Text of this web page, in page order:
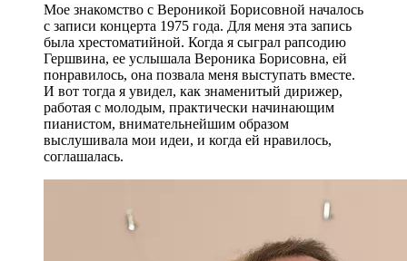
Мое знакомство с Вероникой Борисовной началось
с записи концерта 1975 года. Для меня эта запись
была хрестоматийной. Когда я сыграл рапсодию
Гершвина, ее услышала Вероника Борисовна, ей
понравилось, она позвала меня выступать вместе.
И вот тогда я увидел, как знаменитый дирижер,
работая с молодым, практически начинающим
пианистом, внимательнейшим образом
выслушивала мои идеи, и когда ей нравилось,
соглашалась.